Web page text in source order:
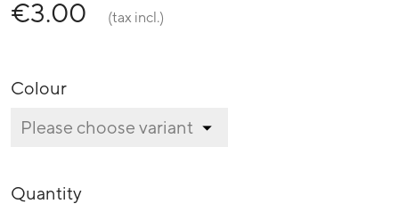
€3.00
(tax incl.)
Colour
Quantity